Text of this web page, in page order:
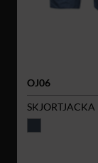
OJ06
SKJORTJACKA